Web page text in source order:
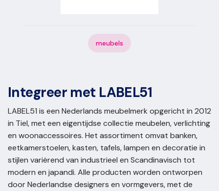
meubels
Integreer met LABEL51
LABEL51 is een Nederlands meubelmerk opgericht in 2012
in Tiel, met een eigentijdse collectie meubelen, verlichting
en woonaccessoires. Het assortiment omvat banken,
eetkamerstoelen, kasten, tafels, lampen en decoratie in
stijlen variërend van industrieel en Scandinavisch tot
modern en japandi. Alle producten worden ontworpen
door Nederlandse designers en vormgevers, met de